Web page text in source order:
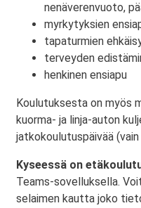
nenäverenvuoto,
myrkytyksien
tapaturmien
terveyden
henkinen ensiapu
Koulutuksesta on myös
kuorma- ja linja-auton
jatkokoulutuspäivää
Kyseessä on
Teams-sovelluksella.
selaimen kautta joko